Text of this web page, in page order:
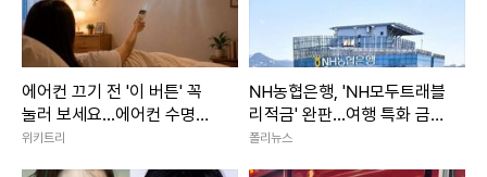
에어컨 끄기 전 '이 버튼' 꼭
눌러 보세요...에어컨 수명이
늘어납니다
위키트리
NH농협은행, 'NH모두트래블
리적금' 완판...여행 특화 금융
상품 인기 입증
폴리뉴스